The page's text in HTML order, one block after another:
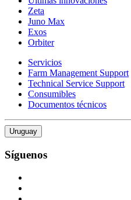
Zeta
Juno Max
Exos
Orbiter
Servicios
Farm Management Support
Technical Service Support
Consumibles
Documentos técnicos
Uruguay
Síguenos